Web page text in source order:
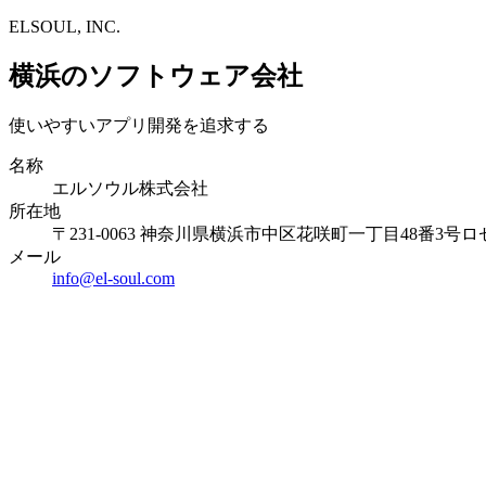
ELSOUL, INC.
横浜のソフトウェア会社
使いやすいアプリ開発を追求する
名称
エルソウル株式会社
所在地
〒231-0063 神奈川県横浜市中区花咲町一丁目48番3号ロ
メール
info@el-soul.com